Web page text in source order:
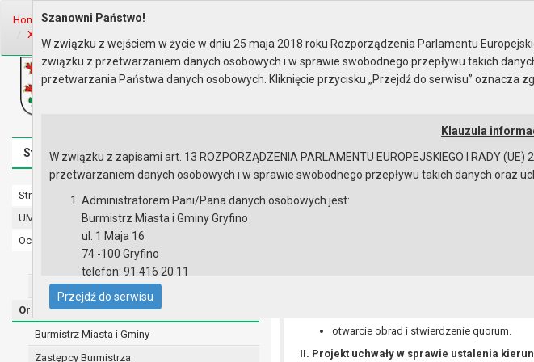
Home Organy Rada Miejska
XVIII Sesja Rady - 30.06.2025
Biuletyn Informacji Publicznej
Urząd Miasta i Gminy w Gryfinie
Strona główna Mapa serwisu Aktualności Redakcja Instrukcja korzystania
Strona główna
UMiG - telefony wewnętrzne
Ochrona danych osobowych
Urząd Miasta i Gminy w Gryfinie
Straż Miejska
Organy
Burmistrz Miasta i Gminy
Zastępcy Burmistrza
Porządek obrad
otwarcie obrad i stwierdzenie quorum.
II. Projekt uchwały w sprawie ustalenia
Szanowni Państwo!
W związku z wejściem w życie w dniu 25 maja 2018 roku Rozporządzenia Parlamentu
związku z przetwarzaniem danych osobowych i w sprawie swobodnego przepływu takich
przetwarzania Państwa danych osobowych. Kliknięcie przycisku „Przejdź do serwisu” oznacza
Klauzula
W związku z zapisami art. 13 ROZPORZĄDZENIA PARLAMENTU EUROPEJSKIEGO I RADY
przetwarzaniem danych osobowych i w sprawie swobodnego przepływu takich danych oraz
Administratorem Pani/Pana danych osobowych jest:
Burmistrz Miasta i Gminy Gryfino
ul. 1 Maja 16
74 -100 Gryfino
telefon: 91 416 20 11
e-mail:
burmistrz@gryfino.pl
Dane kontaktowe Inspektora Ochrony Danych:
telefon: 91 416 20 11
e-mail:iod@gryfino.pl
Przejdź do serwisu